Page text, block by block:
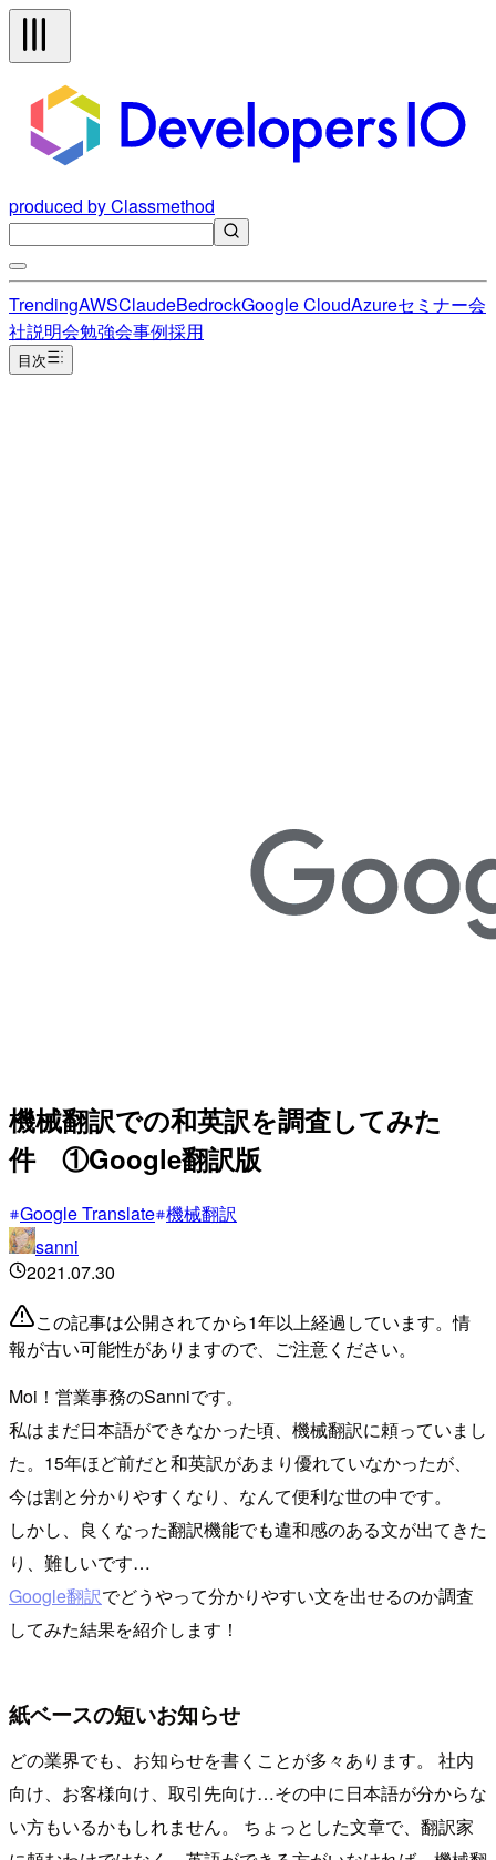
produced by Classmethod
TrendingAWSClaudeBedrockGoogle CloudAzureセミナー会
社説明会勉強会事例採用
目次
機械翻訳での和英訳を調査してみた
件 ①Google翻訳版
Google Translate 機械翻訳
sanni
2021.07.30
この記事は公開されてから1年以上経過しています。情
報が古い可能性がありますので、ご注意ください。
Moi！営業事務のSanniです。
私はまだ日本語ができなかった頃、機械翻訳に頼っていまし
た。15年ほど前だと和英訳があまり優れていなかったが、
今は割と分かりやすくなり、なんて便利な世の中です。
しかし、良くなった翻訳機能でも違和感のある文が出てきた
り、難しいです…
Google翻訳でどうやって分かりやすい文を出せるのか調査
してみた結果を紹介します！
紙ベースの短いお知らせ
どの業界でも、お知らせを書くことが多々あります。 社内
向け、お客様向け、取引先向け…その中に日本語が分からな
い方もいるかもしれません。 ちょっとした文章で、翻訳家